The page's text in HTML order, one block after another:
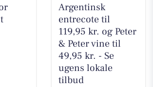
Argentinsk
entrecote til
119,95 kr. og Peter
& Peter vine til
49,95 kr. - Se
ugens lokale
tilbud